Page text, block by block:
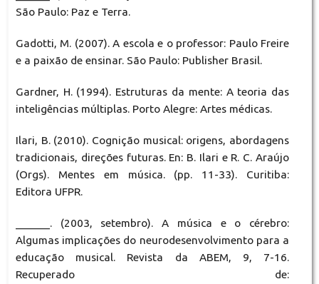
São Paulo: Paz e Terra.
Gadotti, M. (2007). A escola e o professor: Paulo Freire
e a paixão de ensinar. São Paulo: Publisher Brasil.
Gardner, H. (1994). Estruturas da mente: A teoria das
inteligências múltiplas. Porto Alegre: Artes médicas.
Ilari, B. (2010). Cognição musical: origens, abordagens
tradicionais, direções futuras. En: B. Ilari e R. C. Araújo
(Orgs). Mentes em música. (pp. 11-33). Curitiba:
Editora UFPR.
______. (2003, setembro). A música e o cérebro:
Algumas implicações do neurodesenvolvimento para a
educação musical. Revista da ABEM, 9, 7-16.
Recuperado de: